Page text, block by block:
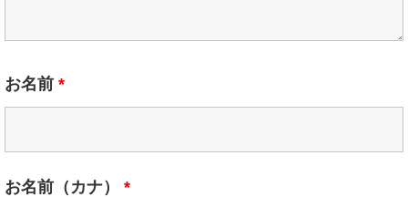
お名前 *
お名前（カナ） *